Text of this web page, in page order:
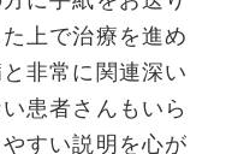
上で治療を進め
非常に関連深い
患者さんもいら
すい説明を心が